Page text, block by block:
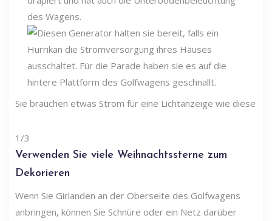
Sie brauchen etwas Strom für eine Lichtanzeige wie diese
1/3
Verwenden Sie viele Weihnachtssterne zum
Dekorieren
Wenn Sie Girlanden an der Oberseite des Golfwagens
anbringen, können Sie Schnüre oder ein Netz darüber